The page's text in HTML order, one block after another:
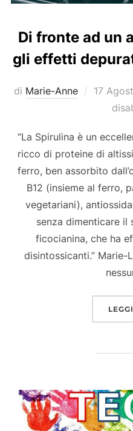
Di fronte ad un
gli effetti
di Marie-Anne 17
“La Spirulina è un
ricco di proteine di
ferro, ben assorbito
B12 (insieme al ferro,
vegetariani),
senza dimenticare il
ficocianina, che ha
disintossicanti.”